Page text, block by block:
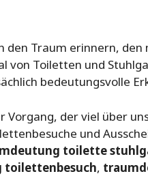
den Traum erinnern,
von Toiletten und
bedeutungsvolle
Vorgang, der viel über
und
toilette
,